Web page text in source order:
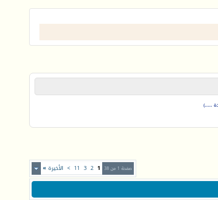
.....)
صفحة 1 من 38 1
2
3
11
> الأخيرة »